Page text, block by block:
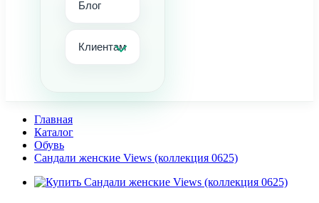
Блог
Клиентам
Главная
Каталог
Обувь
Сандали женские Views (коллекция 0625)